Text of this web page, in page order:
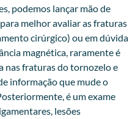
podemos lançar mão de
melhor avaliar as fraturas
cirúrgico) ou em dúvida
magnética, raramente é
nas fraturas do tornozelo e
informação que mude o
é um exame
lesões